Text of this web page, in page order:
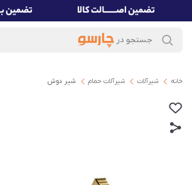
خانه شیرآلات شیرآلات حمام شیر دوش